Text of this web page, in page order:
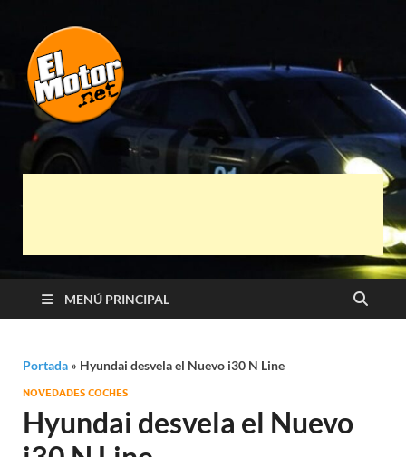
El Motor punto
Net
Automóviles
MENÚ PRINCIPAL
Portada » Hyundai desvela el Nuevo i30 N Line
NOVEDADES COCHES
Hyundai desvela el Nuevo